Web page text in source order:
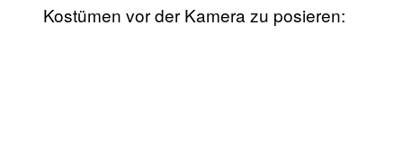
Kostümen vor der Kamera zu posieren: